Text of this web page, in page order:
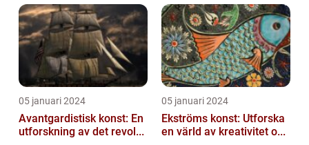
05 januari 2024
Avantgardistisk konst: En
utforskning av det revol...
05 januari 2024
Ekströms konst: Utforska
en värld av kreativitet o...